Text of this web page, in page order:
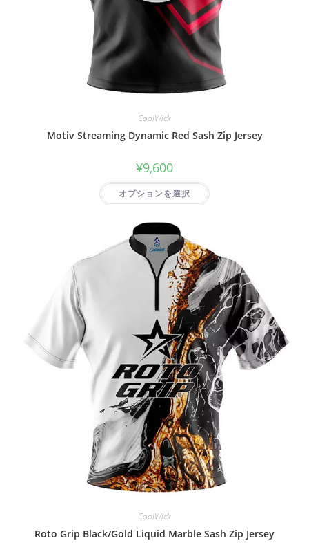
CoolWick
Motiv Streaming Dynamic Red Sash Zip Jersey
¥9,600
オプションを選択
CoolWick
Roto Grip Black/Gold Liquid Marble Sash Zip Jersey